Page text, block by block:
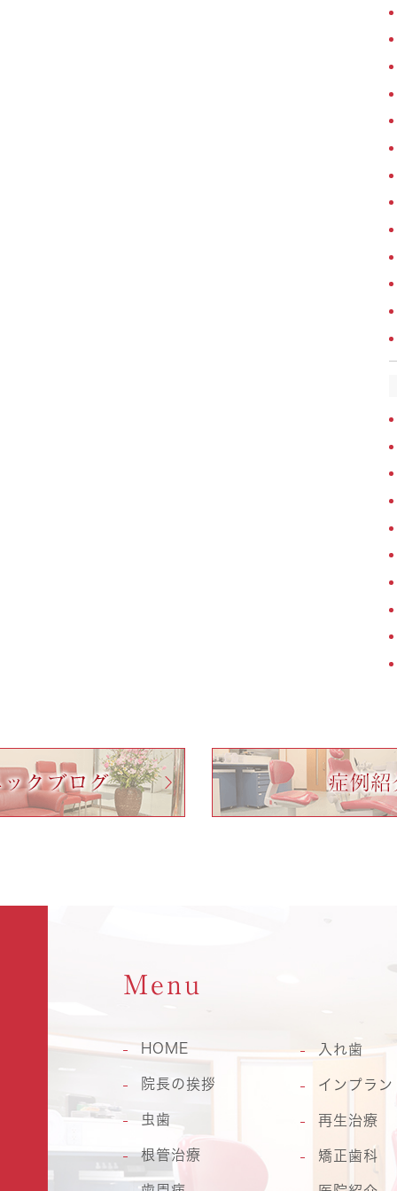
Menu
HOME
院長の挨拶
虫歯
根管治療
入れ歯
インプラン
再生治療
矯正歯科